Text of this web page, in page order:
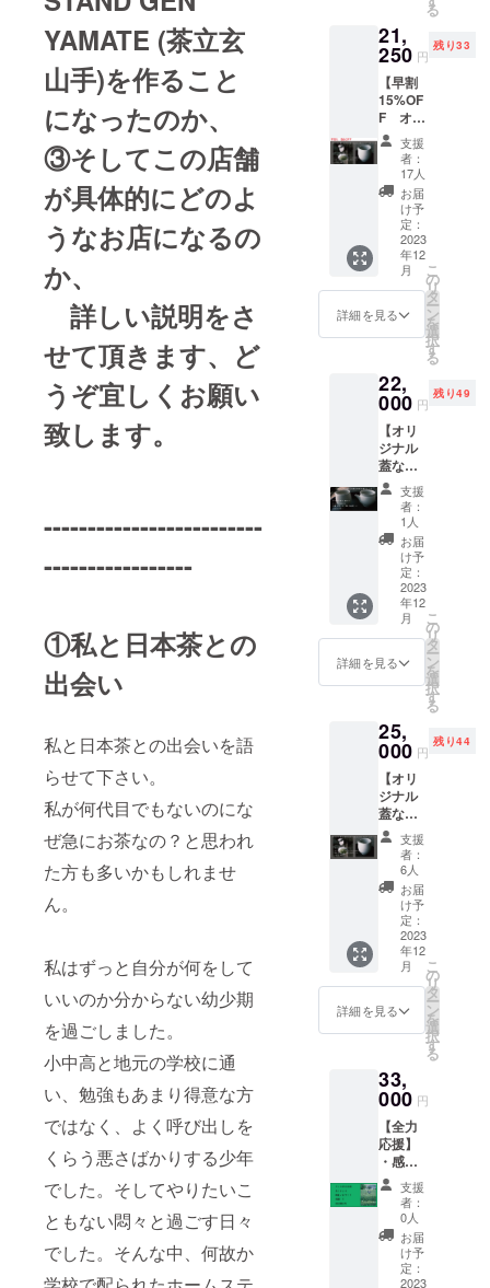
YAMATE (茶立玄
山手)を作ること
になったのか、
③そしてこの店舗
が具体的にどのよ
うなお店になるの
か、
詳しい説明をさ
せて頂きます、ど
うぞ宜しくお願い
致します。
-------------------------
-----------------
①私と日本茶との
出会い
私と日本茶との出会いを語
らせて下さい。
私が何代目でもないのにな
ぜ急にお茶なの？と思われ
た方も多いかもしれませ
ん。
私はずっと自分が何をして
いいのか分からない幼少期
を過ごしました。
小中高と地元の学校に通
い、勉強もあまり得意な方
ではなく、よく呼び出しを
くらう悪さばかりする少年
でした。そしてやりたいこ
ともない悶々と過ごす日々
でした。そんな中、何故か
家。幼
少期よ
り造
形・絵
画のア
トリエ
に通
う。
2010年
に桑沢
デザイ
ン研究
所を卒
業後、
イラス
トレー
ターと
して墨
一色の
を中心
に、広
告や書
籍など
のイラ
スト
レー
ション
を手掛
ける。
2016年
より画
家とし
ても活
動をは
じめ、
墨汁と
筆によ
る抽象
を国内
外で発
表す
る。 ※
トート
はお茶
染めの
色は天
然由来
ですの
で、使
用中に
色が変
化する
恐れが
ありま
す。 ※
染めで
すの
で、画
面で見
た色と
は若干
異なる
色合い
になる
可能性
があり
ます。
で、あ
らかじ
めご了
承くだ
さ
い。」
料及び
添加物
等の食
品表示
はお届
け商品
のラベ
ルに表
記され
ます。
商品開
封前に
は必ず
お届け
のリ
に貼付
された
書きを
ご確認
くださ
い。」
※「実際
にお届
けする
リター
ンと
パッ
ケージ
等のデ
ザイン
が異な
る場合
ますの
で、あ
めご了
承くだ
さ
い。」
いま
せ。 ※
ティー
チケッ
トの有
効期限
は2023
年12月
末日ま
で ※リ
ターン
商品の
保存方
法 [直
射日
温多湿
を避け
存] 賞味
期限
[2024.6
] 「原材
料及び
添加物
等の食
品表示
はお届
け商品
のラベ
ルに表
記され
ます。
商品開
は必ず
お届け
に貼付
された
ラベル
や注意
書きを
ご確認
くださ
い。」
※「実際
にお届
けする
リター
ンと
パッ
ケージ
ザイン
が異な
があり
ますの
で、あ
らかじ
めご了
承くだ
さ
い。」
茶立玄
山手の
オープ
ンと合
わせ
て、こ
の度
ALL
ABOUT
TEAと
いう新
しいお
茶パッ
ケージ
をイラ
スト
レー
し・あ
おな)さ
んと
アート
ディレ
クター
の長友
浩之さ
んに願
いさせ
ていた
だきま
した。
&プレミ
アムや
の表紙
をも手
那さん
が描く
墨は私
の思い
描くお
茶の世
界と、
とても
合致し
てお
り、い
ままで
にない
千利休
の言葉
れたロ
ゴデザ
おりま
す。 そ
してお
茶染め
は、茶
立玄山
手でも
使用さ
せてい
ただ
く、座
卓の
茶）
50g×1
・お礼
のお手
紙×1 ※
写真の
蓋なし
急須は
作る工
程で若
干形が
変更に
なる可
能性が
ありま
す。リ
ターン
もので
はなく
プロダ
クトと
なりま
すこと
ご了承
下さい
※リター
ン商品
の保存
方法
[直射日
光・高
温多湿
を避け
冷暗所
存] 賞味
[2024.1
2] 「原
材料及
び添加
物等の
食品表
示はお
届け商
品のラ
ベルに
表記さ
れま
す。商
品開封
前には
届けの
リター
たラベ
ルや注
意書き
をご確
認くだ
さ
い。」
※「実際
にお届
けする
リター
ンと
る
21,
250 円
残り33
【早割
15%OF
F オリ
ジナル
茶器と
お茶の
コンプ
リート
セッ
ト】 ・
オリジ
ナル蓋
なし急
須×1 ・
オリジ
ナル茶
オリジ
ナル湯
呑み×1
・茶葉
（煎
茶）(国
産)
50g×1
・茶葉
（和紅
茶）(国
50g×1
・お礼
のお手
紙×1 ※
写真の
みは作
る工程
で若干
形が変
更にな
る可能
性があ
りま
す。 リ
ターン
の蓋な
し急須
は作家
もので
はなく
プロダ
クトと
下さい
※リター
ン商品
の保存
方法
[直射日
光・高
温多湿
を避け
冷暗所
にて保
存] 賞味
支援
者：
17人
お届
け予
定：
2023
年12
月
詳細を見る
こ
の
リ
タ
ー
ン
を
選
択
す
る
22,
000 円
残り49
【オリ
ジナル
蓋なし
急須と
茶海と
お茶の
セッ
ト】 ・
オリジ
ナル蓋
なし急
須×1 ・
オリジ
ナル茶
海×1 ・
茶葉
茶）
50g×1
・茶葉
（和紅
茶）
50g×1
・お礼
のお手
紙×1 ※
写真の
蓋なし
急須と
茶海は
作る工
程で若
干形が
変更に
す。リ
ターン
の蓋な
し急須
と茶海
は作家
もので
はなく
プロダ
クトと
なりま
すこと
支援
者：
1人
お届
け予
定：
2023
年12
月
詳細を見る
こ
の
リ
タ
ー
ン
を
選
択
す
る
25,
000 円
残り44
【オリ
ジナル
蓋なし
急須と
茶海と
湯呑み
とお茶
のコン
プリー
トセッ
ト】 ・
オリジ
ナル蓋
なし急
須×1 ・
オリジ
海×1 ・
オリジ
ナル湯
呑み×1
・茶葉
（煎
茶）
50g×1
・茶葉
（和紅
茶）
50g×1
支援
者：
6人
お届
け予
定：
2023
年12
月
詳細を見る
こ
の
リ
タ
ー
ン
を
選
択
す
る
33,
000 円
【全力
応援】
・感謝
を込め
たお礼
のお手
紙とお
茶手拭
いをお
送りさ
支援
者：
0人
お届
け予
定：
2023